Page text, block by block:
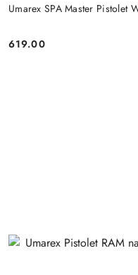
Umarex SPA Master Pistolet
Cena:
619.00